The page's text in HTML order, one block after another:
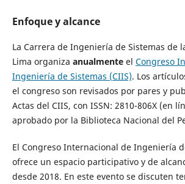
Enfoque y alcance
La Carrera de Ingeniería de Sistemas de
Lima organiza anualmenteel Congreso
Ingeniería de Sistemas (CIIS). Los
el congreso son revisados por pares y
Actas del CIIS, con ISSN: 2810-806X (en
aprobado por la Biblioteca Nacional del
El Congreso Internacional de Ingeniería
ofrece un espacio participativo y de
desde 2018. En este evento se discuten